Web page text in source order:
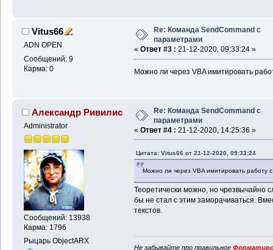
Vitus66
ADN OPEN
Сообщений: 9
Карма: 0
Re: Команда SendCommand с
параметрами
« Ответ #3 : 21-12-2020, 09:33:24 »
Можно ли через VBA имитировать
Александр Ривилис
Administrator
Сообщений: 13938
Карма: 1796
Рыцарь ObjectARX
Re: Команда SendCommand с
параметрами
« Ответ #4 : 21-12-2020, 14:25:36 »
Цитата: Vitus66 от 21-12-2020, 09:33:24
Можно ли через VBA имитировать работу
Теоретически можно, но чрезвычайно
бы не стал с этим заморачиваться.
текстов.
Не забывайте про правильное